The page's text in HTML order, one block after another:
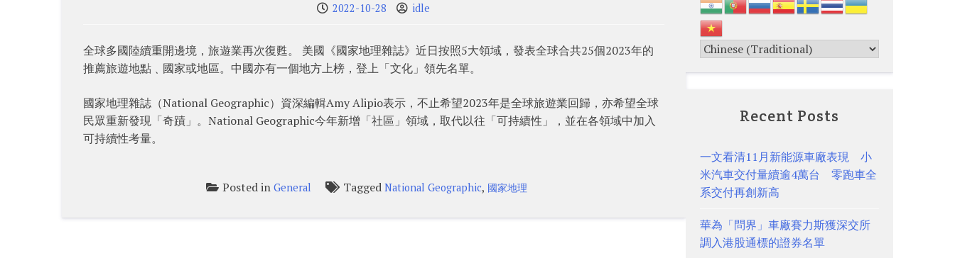
2022-10-28 idle
全球多國陸續重開邊境，旅遊業再次復甦。 美國《國家地理雜誌》近日按照5大領域，發表全球合共25個2023年的
推薦旅遊地點﹑國家或地區。中國亦有一個地方上榜，登上「文化」領先名單。
國家地理雜誌（National Geographic）資深編輯Amy Alipio表示，不止希望2023年是全球旅遊業回歸，亦希望全球
民眾重新發現「奇蹟」。National Geographic今年新增「社區」領域，取代以往「可持續性」，並在各領域中加入
可持續性考量。
Posted in General Tagged National Geographic, 國家地理
Recent Posts
一文看清11月新能源車廠表現 小
米汽車交付量續逾4萬台 零跑車全
系交付再創新高
華為「問界」車廠賽力斯獲深交所
調入港股通標的證券名單